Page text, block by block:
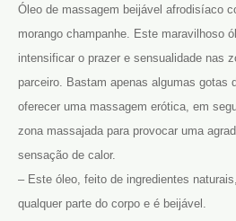
Óleo de massagem beijável afrodisíaco
morango champanhe. Este maravilhoso
intensificar o prazer e sensualidade nas
parceiro. Bastam apenas algumas gotas
oferecer uma massagem erótica, em
zona massajada para provocar uma
sensação de calor.
– Este óleo, feito de ingredientes
qualquer parte do corpo e é beijável.